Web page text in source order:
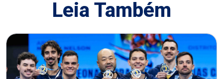
Leia Também